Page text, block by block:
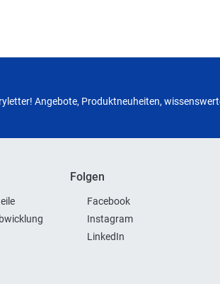
Angebote, Produktneuheiten,
Folgen
Facebook
Instagram
LinkedIn